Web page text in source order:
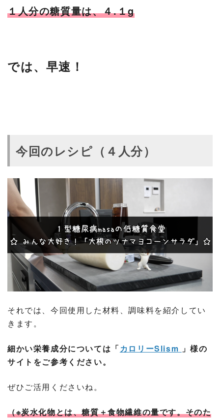
１人分の糖質量は、４.１g
では、早速！
今回のレシピ（４人分）
それでは、今回使用した材料、調味料を紹介してい
きます。
細かい栄養成分については「カロリーSlism 」様の
サイトをご参考ください。
ぜひご活用くださいね。
（※炭水化物とは、糖質＋食物繊維の量です。そのた